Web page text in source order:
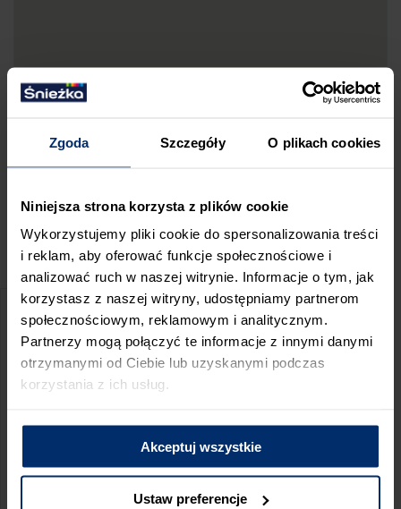
Zgoda Szczegóły O plikach cookies
Niniejsza strona korzysta z plików cookie
Wykorzystujemy pliki cookie do spersonalizowania treści
i reklam, aby oferować funkcje społecznościowe i
analizować ruch w naszej witrynie. Informacje o tym, jak
korzystasz z naszej witryny, udostępniamy partnerom
społecznościowym, reklamowym i analitycznym.
Partnerzy mogą połączyć te informacje z innymi danymi
otrzymanymi od Ciebie lub uzyskanymi podczas
korzystania z ich usług.
Akceptuj wszystkie
Ustaw preferencje
ZGŁOŚ BŁĄD
PRZED WIZYTĄ W SKLEPIE POLECAMY:
KALKULATOR ZUŻYCIA
Oblicz, jaką ilość produktów potrzebujesz,